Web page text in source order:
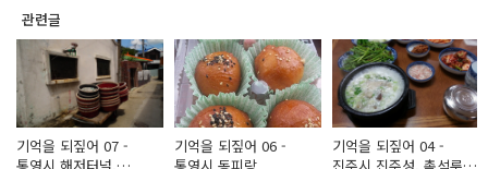
관련글
기억을 되짚어 07 -
기억을 되짚어 06 -
기억을 되짚어 04 -